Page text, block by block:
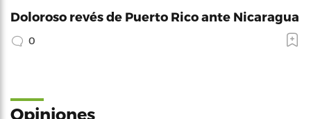
Doloroso revés de Puerto Rico ante Nicaragua
0
Opiniones